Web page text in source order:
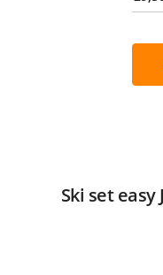
Ski set easy